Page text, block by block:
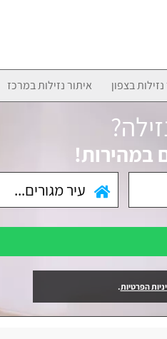
בצפון איתור נזילות במרכז
במהירות!
הפרטיות.